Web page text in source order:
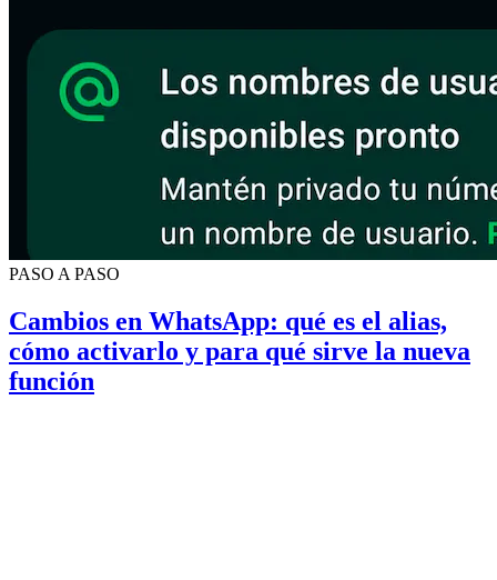
PASO A PASO
Cambios en WhatsApp: qué es el alias,
cómo activarlo y para qué sirve la nueva
función